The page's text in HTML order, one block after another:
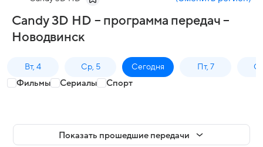
Candy 3D HD – программа передач –
Новодвинск
Вт, 4 Ср, 5 Сегодня Пт, 7
Фильмы Сериалы Спорт
Показать прошедшие передачи